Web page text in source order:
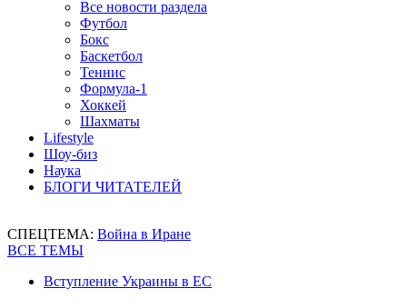
Все новости раздела
Футбол
Бокс
Баскетбол
Теннис
Формула-1
Хоккей
Шахматы
Lifestyle
Шоу-биз
Наука
БЛОГИ ЧИТАТЕЛЕЙ
СПЕЦТЕМА: Война в Иране
ВСЕ ТЕМЫ
Вступление Украины в ЕС